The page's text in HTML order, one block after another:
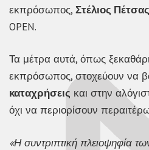
εκπρόσωπος, Στέλιος Πέτσας
OPEN.
Τα μέτρα αυτά, όπως
εκπρόσωπος, στοχεύουν να
καταχρήσεις και στην
όχι να περιορίσουν
«Η συντριπτική πλειοψηφία